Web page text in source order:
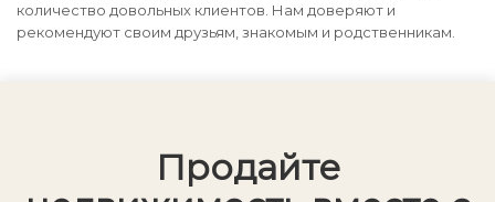
количество довольных клиентов. Нам доверяют и
рекомендуют своим друзьям, знакомым и родственникам.
Продайте